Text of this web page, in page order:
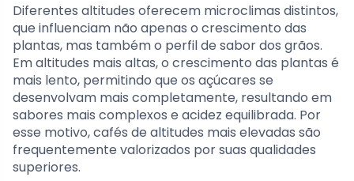
Diferentes altitudes oferecem microclimas distintos,
que influenciam não apenas o crescimento das
plantas, mas também o perfil de sabor dos grãos.
Em altitudes mais altas, o crescimento das plantas é
mais lento, permitindo que os açúcares se
desenvolvam mais completamente, resultando em
sabores mais complexos e acidez equilibrada. Por
esse motivo, cafés de altitudes mais elevadas são
frequentemente valorizados por suas qualidades
superiores.